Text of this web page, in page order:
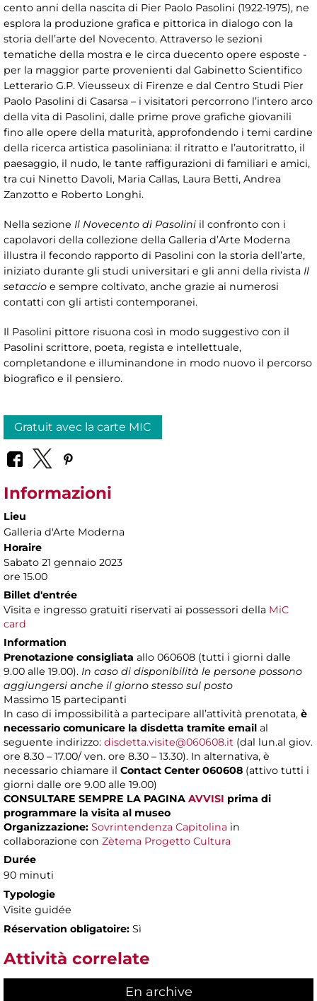
cento anni della nascita di Pier Paolo Pasolini (1922-1975), ne
esplora la produzione grafica e pittorica in dialogo con la
storia dell’arte del Novecento. Attraverso le sezioni
tematiche della mostra e le circa duecento opere esposte -
per la maggior parte provenienti dal Gabinetto Scientifico
Letterario G.P. Vieusseux di Firenze e dal Centro Studi Pier
Paolo Pasolini di Casarsa – i visitatori percorrono l’intero arco
della vita di Pasolini, dalle prime prove grafiche giovanili
fino alle opere della maturità, approfondendo i temi cardine
della ricerca artistica pasoliniana: il ritratto e l’autoritratto, il
paesaggio, il nudo, le tante raffigurazioni di familiari e amici,
tra cui Ninetto Davoli, Maria Callas, Laura Betti, Andrea
Zanzotto e Roberto Longhi.
Nella sezione Il Novecento di Pasolini il confronto con i
capolavori della collezione della Galleria d’Arte Moderna
illustra il fecondo rapporto di Pasolini con la storia dell’arte,
iniziato durante gli studi universitari e gli anni della rivista Il
setaccio e sempre coltivato, anche grazie ai numerosi
contatti con gli artisti contemporanei.
Il Pasolini pittore risuona così in modo suggestivo con il
Pasolini scrittore, poeta, regista e intellettuale,
completandone e illuminandone in modo nuovo il percorso
biografico e il pensiero.
Gratuit avec la carte MIC
Informazioni
Lieu
Galleria d'Arte Moderna
Horaire
Sabato 21 gennaio 2023
ore 15.00
Billet d'entrée
Visita e ingresso gratuiti riservati ai possessori della MiC
card
Information
Prenotazione consigliata allo 060608 (tutti i giorni dalle
9.00 alle 19.00). In caso di disponibilità le persone possono
aggiungersi anche il giorno stesso sul posto
Massimo 15 partecipanti
In caso di impossibilità a partecipare all’attività prenotata, è
necessario comunicare la disdetta tramite email al
seguente indirizzo: disdetta.visite@060608.it (dal lun.al giov.
ore 8.30 – 17.00/ ven. ore 8.30 – 13.30). In alternativa, è
necessario chiamare il Contact Center 060608 (attivo tutti i
giorni dalle ore 9.00 alle 19.00)
CONSULTARE SEMPRE LA PAGINA AVVISI prima di
programmare la visita al museo
Organizzazione: Sovrintendenza Capitolina in
collaborazione con Zètema Progetto Cultura
Durée
90 minuti
Typologie
Visite guidée
Réservation obligatoire: Sì
Attività correlate
En archive